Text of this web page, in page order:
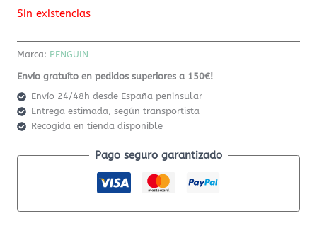
Sin existencias
Marca: PENGUIN
Envío gratuíto en pedidos superiores a 150€!
Envío 24/48h desde España peninsular
Entrega estimada, según transportista
Recogida en tienda disponible
Pago seguro garantizado